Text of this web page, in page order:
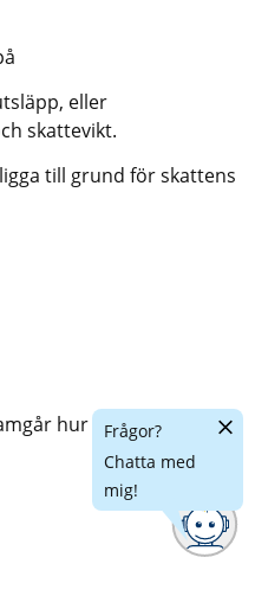
eller
skattevikt.
till grund för skattens
hur stor skatten är
Frågor?
Chatta med
mig!
Dölj